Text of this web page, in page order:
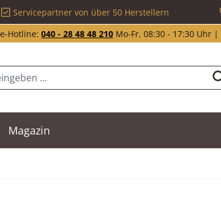
Servicepartner von über 50 Herstellern
Hotline: 040 - 28 48 48 210 Mo-Fr, 08:30 - 17:30 Uhr |
Magazin